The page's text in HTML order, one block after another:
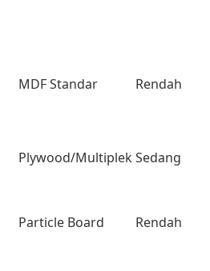
MDF Standar Rendah
Plywood/MultiplekSedang
Particle Board Rendah